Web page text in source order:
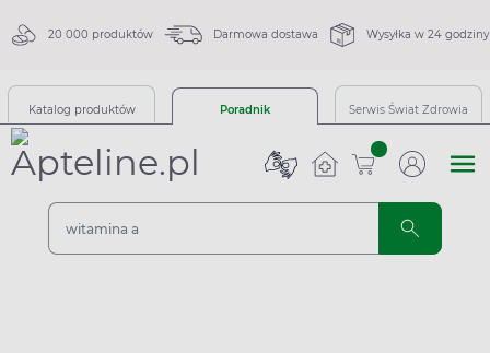
20 000 produktów Darmowa dostawa Wysyłka w 24 godziny
Katalog produktów Poradnik Serwis Świat Zdrowia
sztuk